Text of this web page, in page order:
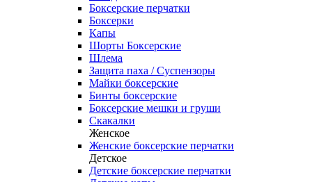
Боксерские перчатки
Боксерки
Капы
Шорты Боксерские
Шлема
Защита паха / Суспензоры
Майки боксерские
Бинты боксерские
Боксерские мешки и груши
Скакалки
Женское
Женские боксерские перчатки
Детское
Детские боксерские перчатки